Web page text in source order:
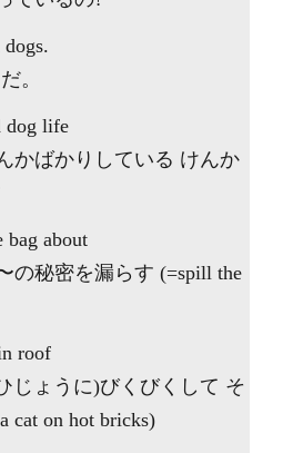
dogs.
。
dog life
かばかりしている けんか
bag about
の秘密を漏らす (=spill the
roof
じょうに)びくびくして そ
cat on hot bricks)